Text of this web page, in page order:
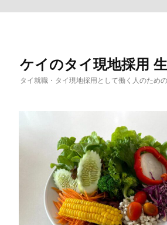
ケイのタイ現地採用
タイ就職・タイ現地採用として働く人のため